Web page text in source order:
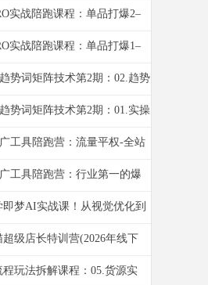
案例
实战陪跑课程：单品打爆2–
品池、内外销(付款人...
实战陪跑课程：单品打爆1–
、主图、买家秀26.05.25]
势词矩阵技术第2期：02.趋势
不同
势词矩阵技术第2期：01.实操
势分析
工具陪跑营：流量平权-全站
工具陪跑营：行业第一的爆
2026.6.12
梦AI实战课！从视觉优化到
搞定店铺图文、视频、...
超级店长特训营(2026年线下
课件】
玩法拆解课程：05.货源实